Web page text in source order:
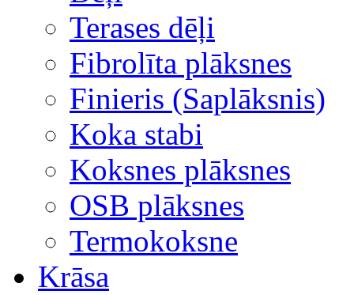
Terases dēļi
Fibrolīta plāksnes
Finieris (Saplāksnis)
Koka stabi
Koksnes plāksnes
OSB plāksnes
Termokoksne
Krāsa